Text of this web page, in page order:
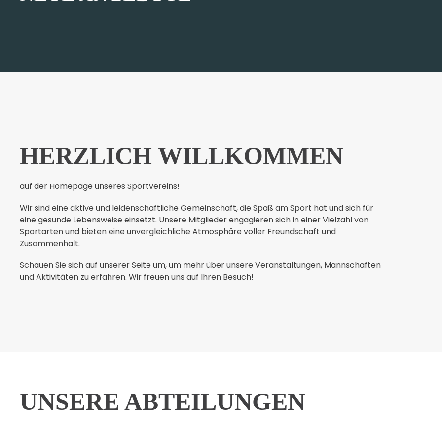
HERZLICH WILLKOMMEN
auf der Homepage unseres Sportvereins!
Wir sind eine aktive und leidenschaftliche Gemeinschaft,die Spaß am Sport hat und sich für
eine gesunde Lebensweise einsetzt. Unsere Mitglieder engagieren sich in einer Vielzahl von
Sportarten und bieten eine unvergleichliche Atmosphäre voller Freundschaft und
Zusammenhalt.
Schauen Sie sich auf unserer Seite um, um mehr über unsere Veranstaltungen, Mannschaften
und Aktivitäten zu erfahren. Wir freuen uns auf Ihren Besuch!
UNSERE ABTEILUNGEN